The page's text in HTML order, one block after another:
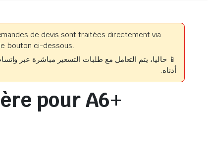
de devis sont traitées directement via
bouton ci-dessous.
📱 حاليا، يتم التعامل مع طلبات التسعير مباشرة عبر
أدناه.
pour A6+